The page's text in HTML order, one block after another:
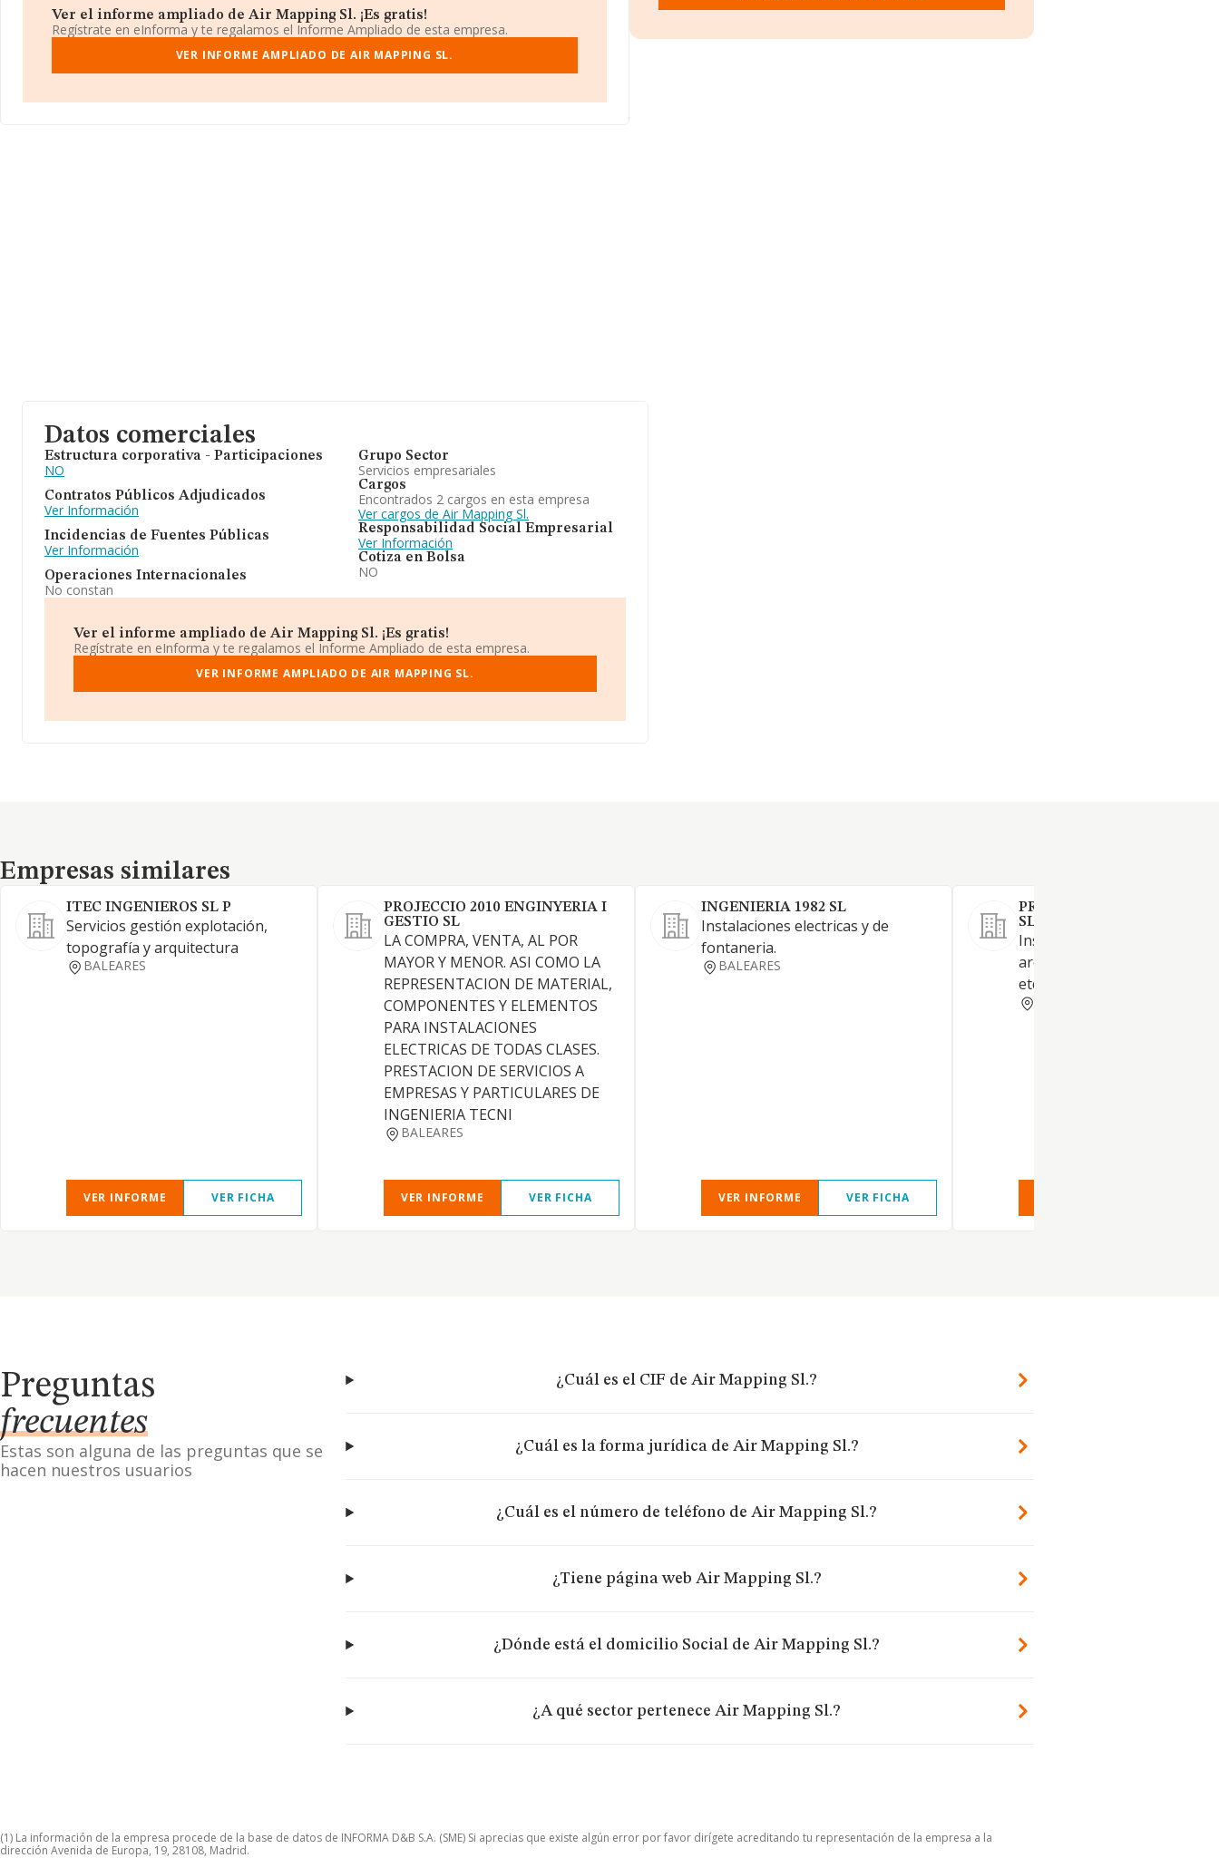
tiene actividad en mercados exteriores.
Puedes visitar su sitio web:www.airmapping.es.
La empresa españolaAir Mapping S.L, con número de identificación fiscal B19987072, está
de Isles Baleares, Islas Baleares.
Ver el informe ampliado de Air Mapping Sl. ¡Es gratis!
Regístrate en eInforma y te regalamos el Informe Ampliado de esta empresa.
VER INFORME AMPLIADO DE AIR MAPPING SL.
Datos comerciales
Estructura corporativa - Participaciones
NO
Contratos Públicos Adjudicados
Ver Información
Incidencias de Fuentes Públicas
Ver Información
Operaciones Internacionales
No constan
Grupo Sector
Servicios empresariales
Cargos
Encontrados 2 cargos en esta empresa
Ver cargos de Air Mapping Sl.
Responsabilidad Social Empresarial
Ver Información
Cotiza en Bolsa
NO
Ver el informe ampliado de Air Mapping Sl. ¡Es gratis!
Regístrate en eInforma y te regalamos el Informe Ampliado de esta empresa.
VER INFORME AMPLIADO DE AIR MAPPING SL.
Empresas similares
Empresas similares
ITEC INGENIEROS SL P
Servicios gestión explotación,
topografía y arquitectura
BALEARES
VER INFORME VER FICHA
PROJECCIO 2010 ENGINYERIA I
GESTIO SL
LA COMPRA, VENTA, AL POR
MAYOR Y MENOR. ASI COMO LA
REPRESENTACION DE MATERIAL,
COMPONENTES Y ELEMENTOS
PARA INSTALACIONES
ELECTRICAS DE TODAS CLASES.
PRESTACION DE SERVICIOS A
EMPRESAS Y PARTICULARES DE
INGENIERIA TECNI
BALEARES
VER INFORME VER FICHA
INGENIERIA 1982 SL
Instalaciones electricas y de
fontaneria.
BALEARES
VER INFORME VER FICHA
PROJECT SOLVERS
SL.
Instalaciones técnicas,
arquitectura, obra civil y
etc.
Preguntas
frecuentes
Estas son alguna de las preguntas que se
hacen nuestros usuarios
¿Cuál es el CIF de Air Mapping Sl.?
¿Cuál es la forma jurídica de Air Mapping Sl.?
¿Cuál es el número de teléfono de Air Mapping Sl.?
¿Tiene página web Air Mapping Sl.?
¿Dónde está el domicilio Social de Air Mapping Sl.?
¿A qué sector pertenece Air Mapping Sl.?
(1) La información de la empresa procede de la base de datos de INFORMA D&B S.A. (SME) Si aprecias que existe algún error por favor dirígete acreditando tu representación de la empresa a la
dirección Avenida de Europa, 19, 28108, Madrid.